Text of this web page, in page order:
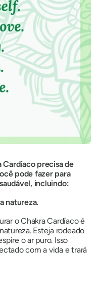
Cardíaco precisa de
pode fazer para
incluindo:
natureza.
o Chakra Cardíaco é
Esteja rodeado
o ar puro. Isso
com a vida e trará